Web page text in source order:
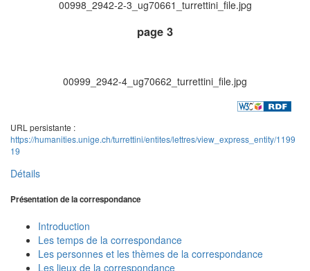
00998_2942-2-3_ug70661_turrettini_file.jpg
page 3
00999_2942-4_ug70662_turrettini_file.jpg
URL persistante :
https://humanities.unige.ch/turrettini/entites/lettres/view_express_entity/1199
19
Détails
Présentation de la correspondance
Introduction
Les temps de la correspondance
Les personnes et les thèmes de la correspondance
Les lieux de la correspondance